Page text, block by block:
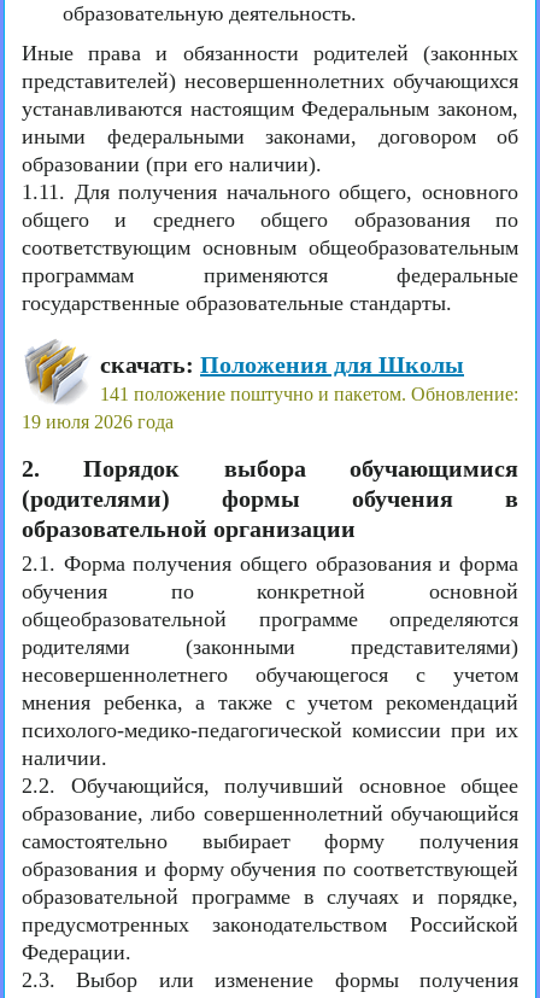
образовательную деятельность.
Иные права и обязанности родителей (законных
представителей) несовершеннолетних обучающихся
устанавливаются настоящим Федеральным законом,
иными федеральными законами, договором об
образовании (при его наличии).
1.11. Для получения начального общего, основного
общего и среднего общего образования по
соответствующим основным общеобразовательным
программам применяются федеральные
государственные образовательные стандарты.
скачать: Положения для Школы
141 положение поштучно и пакетом. Обновление:
19 июля 2026 года
2. Порядок выбора обучающимися
(родителями) формы обучения в
образовательной организации
2.1. Форма получения общего образования и форма
обучения по конкретной основной
общеобразовательной программе определяются
родителями (законными представителями)
несовершеннолетнего обучающегося с учетом
мнения ребенка, а также с учетом рекомендаций
психолого-медико-педагогической комиссии при их
наличии.
2.2. Обучающийся, получивший основное общее
образование, либо совершеннолетний обучающийся
самостоятельно выбирает форму получения
образования и форму обучения по соответствующей
образовательной программе в случаях и порядке,
предусмотренных законодательством Российской
Федерации.
2.3. Выбор или изменение формы получения